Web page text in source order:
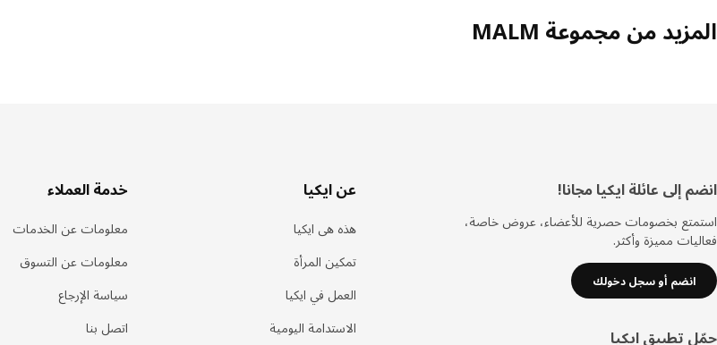
المزيد من مجموعة MALM
تذييل
انضم إلى عائلة ايكيا مجانا!
استمتع بخصومات حصرية للأعضاء، عروض خاصة،
فعاليات مميزة وأكثر.
انضم أو سجل دخولك
حمّل تطبيق ايكيا
عن ايكيا
هذه هى ايكيا
تمكين المرأة
العمل في ايكيا
الاستدامة اليومية
خدمة العملاء
معلومات عن الخدمات
معلومات عن التسوق
سياسة الإرجاع
اتصل بنا